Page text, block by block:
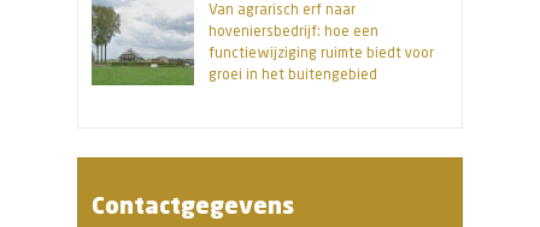
Van agrarisch erf naar
hoveniersbedrijf: hoe een
functiewijziging ruimte biedt voor
groei in het buitengebied
Contactgegevens